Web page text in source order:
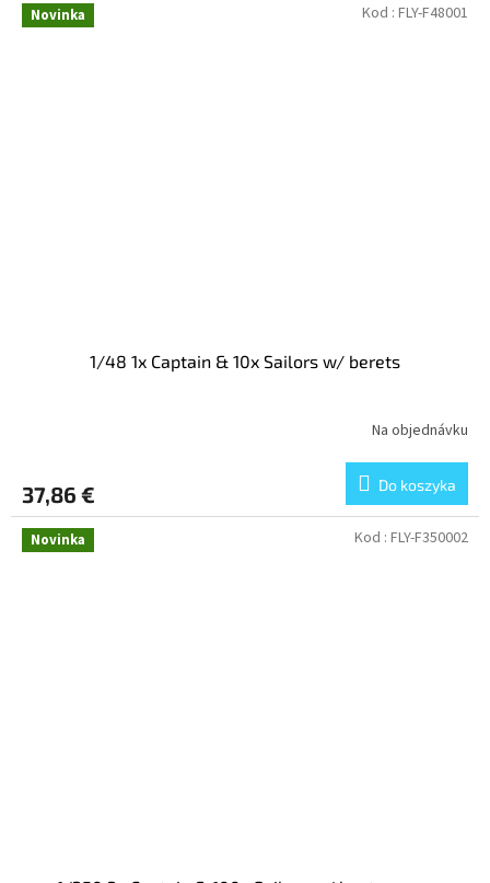
Novinka
1/48 1x Captain & 10x Sailors w/ berets
Na objednávku
37,86 € Do koszyka
Kod : FLY-F48001
Novinka Kod : FLY-F350002